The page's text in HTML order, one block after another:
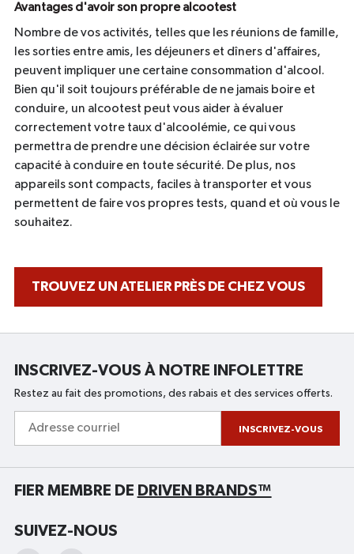
Avantages d'avoir son propre alcootest
Nombre de vos activités, telles que les réunions de famille,
les sorties entre amis, les déjeuners et dîners d'affaires,
peuvent impliquer une certaine consommation d'alcool.
Bien qu'il soit toujours préférable de ne jamais boire et
conduire, un alcootest peut vous aider à évaluer
correctement votre taux d'alcoolémie, ce qui vous
permettra de prendre une décision éclairée sur votre
capacité à conduire en toute sécurité. De plus, nos
appareils sont compacts, faciles à transporter et vous
permettent de faire vos propres tests, quand et où vous le
souhaitez.
TROUVEZ UN ATELIER PRÈS DE CHEZ VOUS
INSCRIVEZ-VOUS À NOTRE INFOLETTRE
Restez au fait des promotions, des rabais et des services offerts.
courriel
INSCRIVEZ-VOUS
FIER MEMBRE DE DRIVEN BRANDS™
SUIVEZ-NOUS